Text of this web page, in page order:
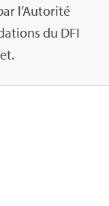
l’Au­to­rité
du DFI